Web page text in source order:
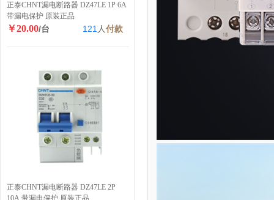
正泰CHNT漏电断路器 DZ47LE 1P 6A
带漏电保护 原装正品
￥20.00/台 121 人付款
正泰CHNT漏电断路器 DZ47LE 2P
10A 带漏电保护 原装正品